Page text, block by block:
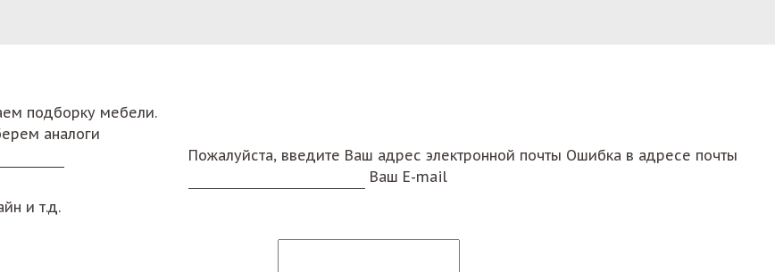
подборку мебели.
аналоги
Пожалуйста, введите Ваш адрес электронной почты Ошибка в адресе почты
Ваш E-mail
и т.д.